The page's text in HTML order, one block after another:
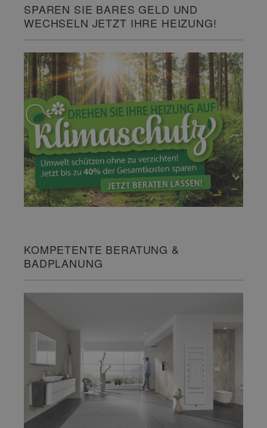
SPAREN SIE BARES GELD UND
WECHSELN JETZT IHRE HEIZUNG!
KOMPETENTE BERATUNG &
BADPLANUNG